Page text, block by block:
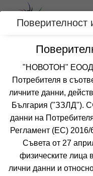
Категории
Оферти
за
Още

Поверителност
"НОВОТОН" ЕООД
Потребителя в
личните данни,
България ("ЗЗЛД").
данни на
Регламент (ЕС)
Съвета от 27
физическите лица
лични данни и